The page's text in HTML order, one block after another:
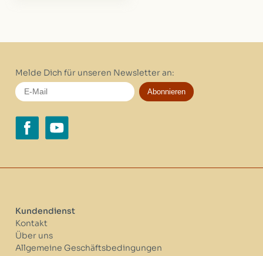
Melde Dich für unseren Newsletter an:
Abonnieren
Kundendienst
Kontakt
Über uns
Allgemeine Geschäftsbedingungen